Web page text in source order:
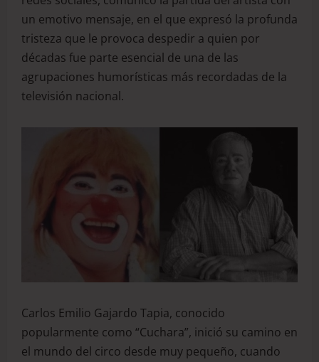
un emotivo mensaje, en el que expresó la profunda
tristeza que le provoca despedir a quien por
décadas fue parte esencial de una de las
agrupaciones humorísticas más recordadas de la
televisión nacional.
Carlos Emilio Gajardo Tapia, conocido
popularmente como “Cuchara”, inició su camino en
el mundo del circo desde muy pequeño, cuando